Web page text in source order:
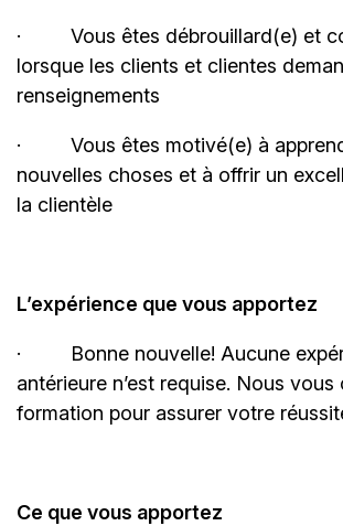
·
Vous êtes débrouillard(e) et
lorsque les clients et clientes
renseignements
·
Vous êtes motivé(e) à
nouvelles choses et à offrir un
la clientèle
L’expérience que vous apportez
· Bonne nouvelle! Aucune
antérieure n’est requise. Nous
formation pour assurer votre
Ce que vous apportez